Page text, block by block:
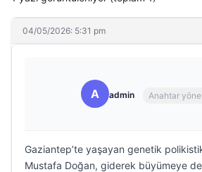
04/05/2026: 5:31 pm
A admin Anahtar
Gaziantep’te yaşayan genetik
Mustafa Doğan, giderek büyümeye